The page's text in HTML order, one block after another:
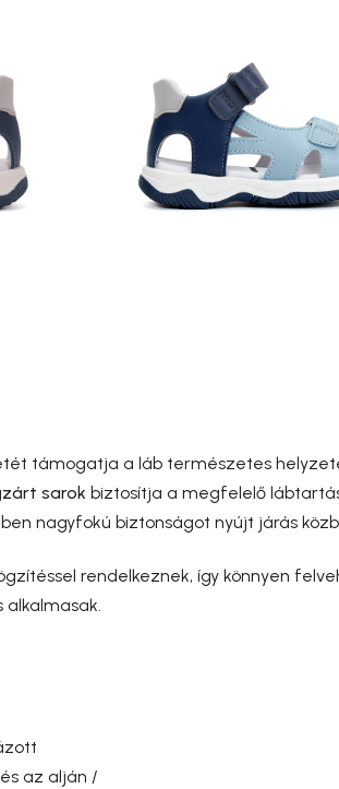
támogatja a láb természetes
zárt sarok biztosítja a megfelelő
nagyfokú biztonságot nyújt járás
rendelkeznek, így könnyen
alkalmasak.
az alján /